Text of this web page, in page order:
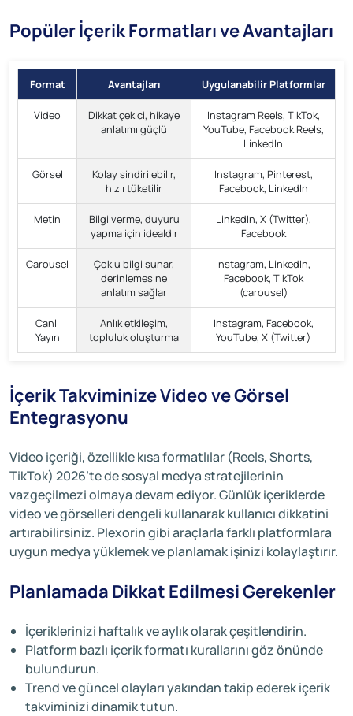
Popüler İçerik Formatları ve Avantajları
Format Avantajları Uygulanabilir Platformlar
Video
Dikkat çekici, hikaye
anlatımı güçlü
Instagram Reels, TikTok,
YouTube, Facebook Reels,
LinkedIn
Görsel
Kolay sindirilebilir,
hızlı tüketilir
Instagram, Pinterest,
Facebook, LinkedIn
Metin
Bilgi verme, duyuru
yapma için idealdir
LinkedIn, X (Twitter),
Facebook
Carousel
Çoklu bilgi sunar,
derinlemesine
anlatım sağlar
Instagram, LinkedIn,
Facebook, TikTok
(carousel)
Canlı
Yayın
Anlık etkileşim,
topluluk oluşturma
Instagram, Facebook,
YouTube, X (Twitter)
İçerik Takviminize Video ve Görsel
Entegrasyonu
Video içeriği, özellikle kısa formatlılar (Reels, Shorts,
TikTok) 2026’te de sosyal medya stratejilerinin
vazgeçilmezi olmaya devam ediyor. Günlük içeriklerde
video ve görselleri dengeli kullanarak kullanıcı dikkatini
artırabilirsiniz. Plexorin gibi araçlarla farklı platformlara
uygun medya yüklemek ve planlamak işinizi kolaylaştırır.
Planlamada Dikkat Edilmesi Gerekenler
İçeriklerinizi haftalık ve aylık olarak çeşitlendirin.
Platform bazlı içerik formatı kurallarını göz önünde
bulundurun.
Trend ve güncel olayları yakından takip ederek içerik
takviminizi dinamik tutun.